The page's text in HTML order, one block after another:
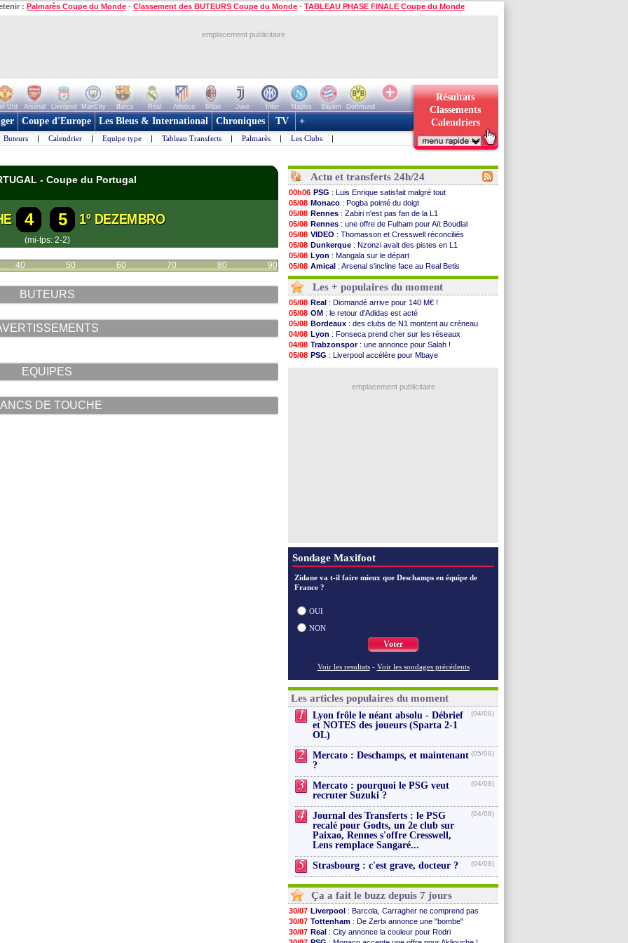
: Palmarès Coupe du Monde - Classement des BUTEURS Coupe du Monde - TABLEAU PHASE FINALE Coupe du Monde
emplacement publicitaire
Utd Arsenal Liverpool ManCity Barca Real Atletico Milan Juve Inter Naples Bayern Dortmund
Résultats
Classements
Calendriers
Coupe d'Europe Les Bleus & International Chroniques TV +
Buteurs | Calendrier | Equipe type | Tableau Transferts | Palmarès | Les Clubs |
- Coupe du Portugal
4 5 1º DEZEMBRO
(mi-tps: 2-2)
40 50 60 70 80 90
BUTEURS
EQUIPES
DE TOUCHE
Actu et transferts 24h/24
00h06 PSG : Luis Enrique satisfait malgré tout
05/08 Monaco : Pogba pointé du doigt
05/08 Rennes : Zabiri n'est pas fan de la L1
05/08 Rennes : une offre de Fulham pour Aït Boudlal
05/08 VIDEO : Thomasson et Cresswell réconciliés
05/08 Dunkerque : Nzonzi avait des pistes en L1
05/08 Lyon : Mangala sur le départ
05/08 Amical : Arsenal s'incline face au Real Betis
05/08 Amical: lourde défaite pour le PSG
05/08
Man City: Maresca flou pour Reijnders
05/08 LdC: Fenerbahçe prend une belle option
05/08 Al-Diriyah: Mbemba arrive libre (officiel)
05/08 Atletico: le plan d'Alvarez à son retour
05/08 Amical: premier succès pour Brest
05/08 VIDEO: le joli but de Greenwood avec le Fener !
05/08 CdM 2030: une promesse d'Infantino au Maroc ...
05/08 PSG : la compo pour le premier match amical
: l'OM domine Al-Shahaniya
Les + populaires du moment
05/08 Real : Diomandé arrive pour 140 M€ !
05/08 OM : le retour d'Adidas est acté
05/08 Bordeaux : des clubs de N1 montent au créneau
04/08 Lyon : Fonseca prend cher sur les réseaux
04/08 Trabzonspor : une annonce pour Salah !
05/08 PSG : Liverpool accélère pour Mbaye
emplacement publicitaire
Sondage Maxifoot
Zidane va t-il faire mieux que Deschamps en équipe de
France ?
OUI
NON
Voter
Voir les resultats - Voir les sondages précédents
Les articles populaires du moment
1
Lyon frôle le néant absolu - Débrief
et NOTES des joueurs (Sparta 2-1
OL)
(04/08)
2
Mercato : Deschamps, et maintenant
?
(05/08)
3
Mercato : pourquoi le PSG veut
recruter Suzuki ?
(04/08)
4
Journal des Transferts : le PSG
recalé pour Godts, un 2e club sur
Paixao, Rennes s'offre Cresswell,
Lens remplace Sangaré...
(04/08)
5 Strasbourg : c'est grave, docteur ? (04/08)
Ça a fait le buzz depuis 7 jours
30/07 Liverpool : Barcola, Carragher ne comprend pas
30/07 Tottenham : De Zerbi annonce une "bombe"
30/07 Real : City annonce la couleur pour Rodri